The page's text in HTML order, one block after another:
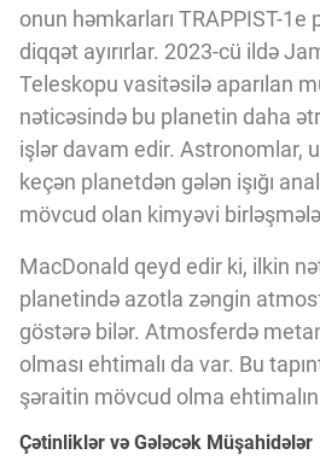
Podkastlar
onun həmkarları TRAPPIST-1e
diqqət ayırırlar. 2023-cü ildə
Teleskopu vasitəsilə aparılan
nəticəsində bu planetin daha
işlər davam edir. Astronomlar,
keçən planetdən gələn işığı
mövcud olan kimyəvi
MacDonald qeyd edir ki, ilkin
planetində azotla zəngin
göstərə bilər. Atmosferdə
olması ehtimalı da var. Bu
şəraitin mövcud olma ehtimalını
Çətinliklər və Gələcək Müşahidələr